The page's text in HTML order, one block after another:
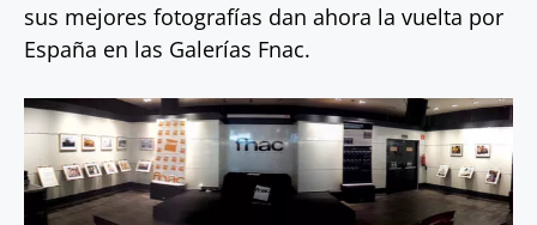
sus mejores fotografías dan ahora la vuelta por
España en las Galerías Fnac.